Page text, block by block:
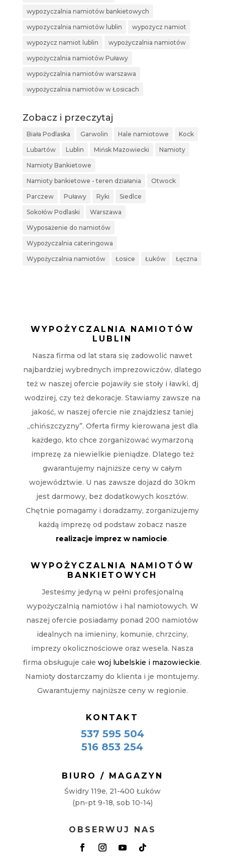
wypozyczalnia namiotów bankietowych
wypozyczalnia namiotów lublin wypozycz namiot
wypozycz namiot lublin wypożyczalnia namiotów
wypożyczalnia namiotów Puławy
wypożyczalnia namiotów warszawa
wypożyczalnia namiotów w Łosicach
Zobacz i przeczytaj
Biała Podlaska Garwolin Hale namiotowe Kock
Lubartów Lublin Mińsk Mazowiecki Namioty
Namioty Bankietowe
Namioty bankietowe - teren działania Otwock
Parczew Puławy Ryki Siedlce
Sokołów Podlaski Warszawa
Wyposażenie do namiotów
Wypożyczalnia cateringowa
Wypożyczalnia namiotów Łosice Łuków Łęczna
WYPOŻYCZALNIA NAMIOTÓW
LUBLIN
Nasza firma od lat stara się zadowolić nawet
najbardziej wybrednych imprezowiczów, dlatego
też w naszej ofercie pojawiły sie stoły i ławki, dj
wodzirej, czy też dekoracje. Stawiamy zawsze na
jakość, w naszej ofercie nie znajdziesz taniej
„chińszczyzny”. Oferta firmy kierowana jest dla
każdego, kto chce zorganizować wymarzoną
imprezę za niewielkie pieniądze. Dlatego też
gwarantujemy najniższe ceny w całym
województwie. U nas zawsze dojazd do 30km
jest darmowy, bez dodatkowych kosztów.
Chętnie pomagamy i doradzamy, zorganizujemy
każdą imprezę od podstaw zobacz nasze
realizacje imprez w namiocie.
WYPOŻYCZALNIA NAMIOTÓW
BANKIETOWYCH
Jesteśmy jedyną w pełni profesjonalną
wypożyczalnią namiotów i hal namiotowych. W
naszej ofercie posiadamy ponad 200 namiotów
idealnych na imieniny, komunie, chrzciny,
imprezy okolicznościowe oraz wesela. Nasza
firma obsługuje całewoj lubelskie i mazowieckie.
Namioty dostarczamy do klienta i je montujemy.
Gwarantujemy najniższe ceny w regionie.
KONTAKT
537 595 504
516 853 254
BIURO / MAGAZYN
Świdry 119e, 21-400 Łuków
(pn-pt 9-18, sob 10-14)
OBSERWUJ NAS